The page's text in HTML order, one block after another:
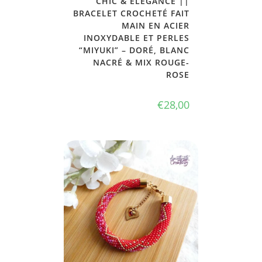
BRACELET CROCHETÉ FAIT
MAIN EN ACIER
INOXYDABLE ET PERLES
“MIYUKI” – DORÉ, BLANC
NACRÉ & MIX ROUGE-
ROSE
€28,00